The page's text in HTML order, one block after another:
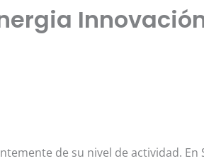
de su nivel de actividad. En